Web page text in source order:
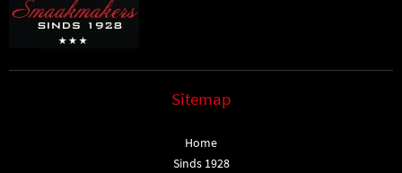
Sitemap
Home
Sinds 1928